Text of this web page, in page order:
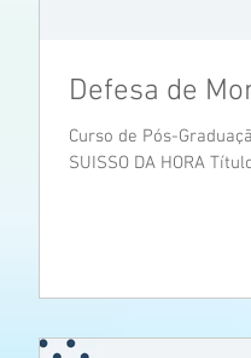
Defesa de
Curso de Pós-
SUISSO DA HORA